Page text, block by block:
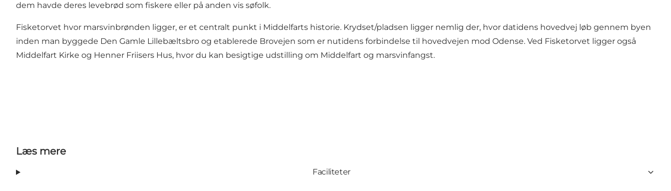
dem havde deres levebrød som fiskere eller på anden vis søfolk.
Fisketorvet hvor marsvinbrønden ligger, er et centralt punkt i Middelfarts historie. Krydset/pladsen ligger nemlig der, hvor datidens hovedvej løb gennem byen
inden man byggede Den Gamle Lillebæltsbro og etablerede Brovejen som er nutidens forbindelse til hovedvejen mod Odense. Ved Fisketorvet ligger også
Middelfart Kirke og Henner Friisers Hus, hvor du kan besigtige udstilling om Middelfart og marsvinfangst.
Læs mere
Faciliteter